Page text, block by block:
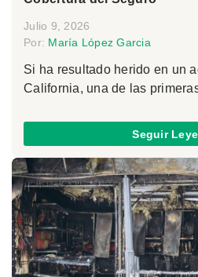
Julio 9, 2026
Por: María López Garcia
Si ha resultado herido en un
California, una de las
Seguir